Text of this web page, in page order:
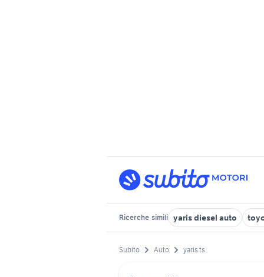
Ricerche simili yaris diesel auto
Subito Auto yaris ts